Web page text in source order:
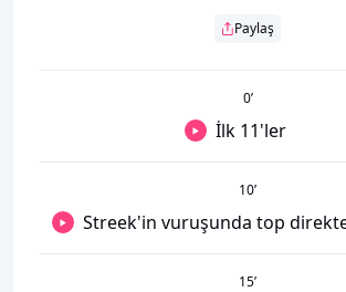
Paylaş
0’
İlk 11'ler
10’
Streek'in vuruşunda top
15’